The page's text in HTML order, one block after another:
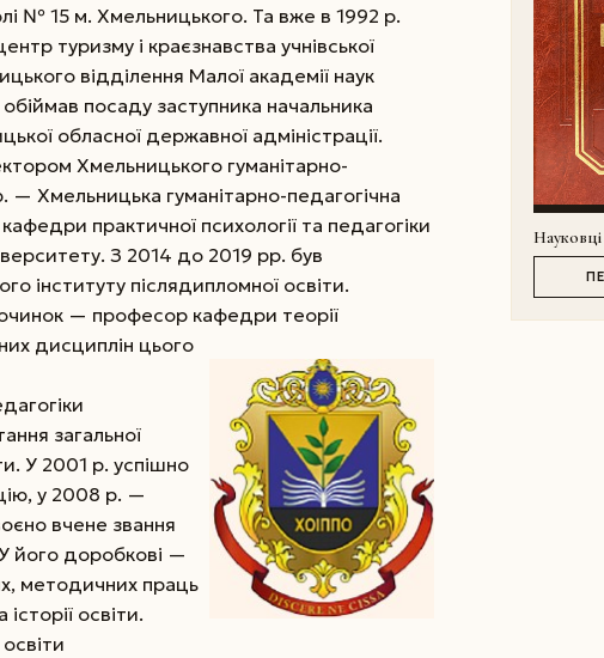
№ 15 м. Хмельницького. Та вже в 1992 р.
туризму і краєзнавства учнівської
відділення Малої академії наук
посаду заступника начальника
обласної державної адміністрації.
Хмельницького гуманітарно-
— Хмельницька гуманітарно-педагогічна
практичної психології та педагогіки
З 2014 до 2019 рр. був
інституту післядипломної освіти.
— професор кафедри теорії
дисциплін цього
загальної
У 2001 р. успішно
у 2008 р. —
вчене звання
його доробкові —
методичних праць
історії освіти.